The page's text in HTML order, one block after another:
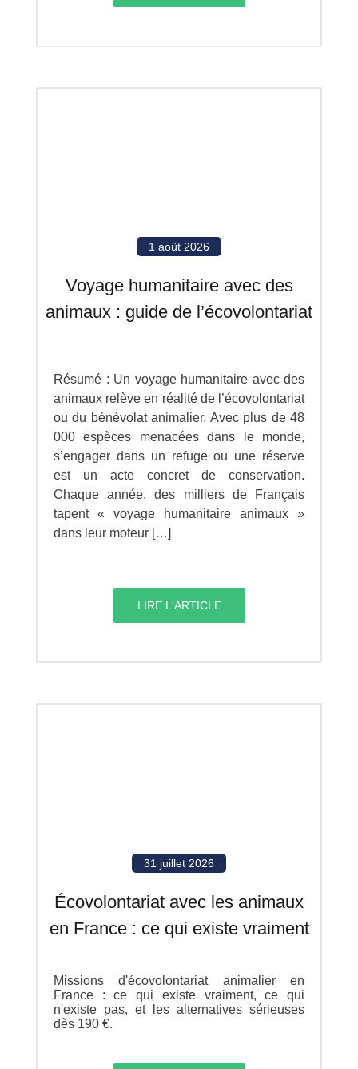
1 août 2026
Voyage humanitaire avec des
animaux : guide de l’écovolontariat
Résumé : Un voyage humanitaire avec des
animaux relève en réalité de l’écovolontariat
ou du bénévolat animalier. Avec plus de 48
000 espèces menacées dans le monde,
s’engager dans un refuge ou une réserve
est un acte concret de conservation.
Chaque année, des milliers de Français
tapent « voyage humanitaire animaux »
dans leur moteur […]
LIRE L'ARTICLE
31 juillet 2026
Écovolontariat avec les animaux
en France : ce qui existe vraiment
Missions d'écovolontariat animalier en
France : ce qui existe vraiment, ce qui
n'existe pas, et les alternatives sérieuses
dès 190 €.